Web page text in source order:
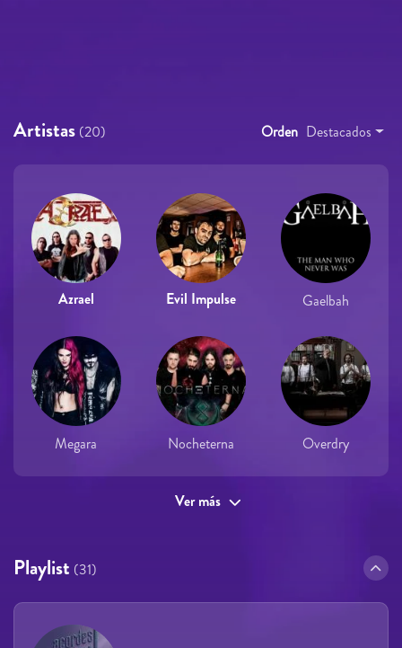
Artistas (20) Orden Destacados
Azrael Evil Impulse Gaelbah
Megara Nocheterna Overdry
Ver más
Playlist (31)